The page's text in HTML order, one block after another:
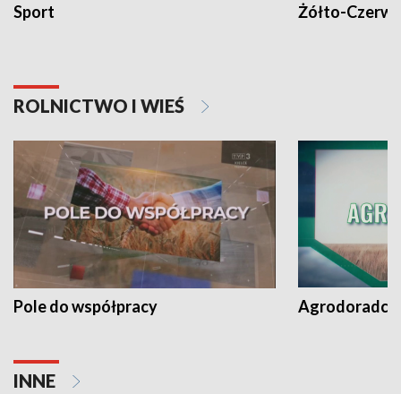
Sport Żółto-
ROLNICTWO I WIEŚ
Pole do współpracy Agrodoradcy
INNE